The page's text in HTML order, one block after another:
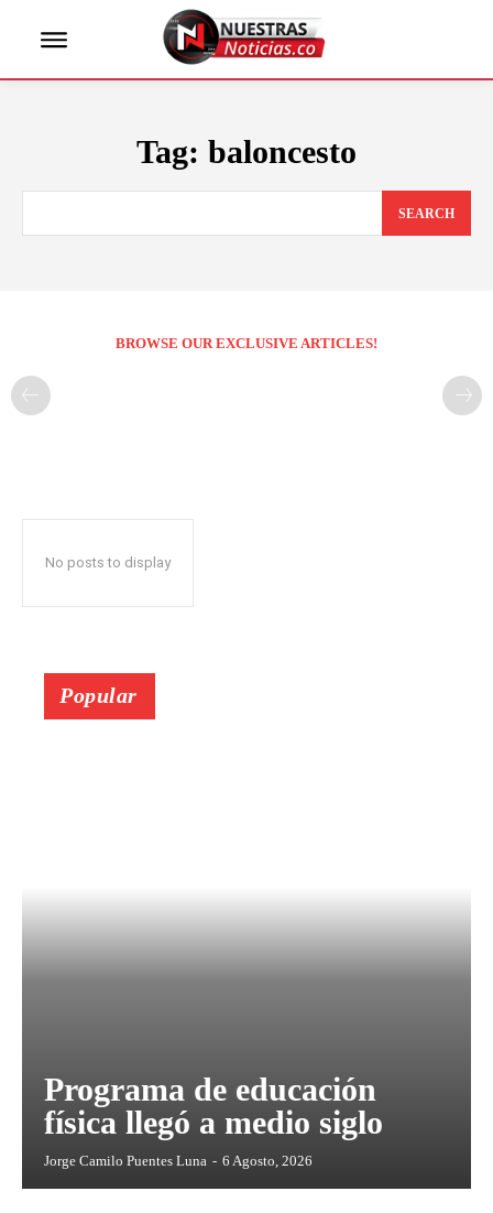
Tag: baloncesto
SEARCH
BROWSE OUR EXCLUSIVE ARTICLES!
No posts to display
Popular
Programa de educación
física llegó a medio siglo
Jorge Camilo Puentes Luna - 6 Agosto, 2026